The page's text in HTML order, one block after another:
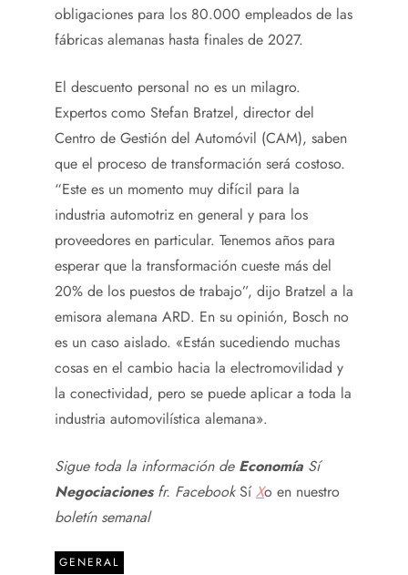
obligaciones para los 80.000 empleados de las
fábricas alemanas hasta finales de 2027.
El descuento personal no es un milagro.
Expertos como Stefan Bratzel, director del
Centro de Gestión del Automóvil (CAM), saben
que el proceso de transformación será costoso.
“Este es un momento muy difícil para la
industria automotriz en general y para los
proveedores en particular. Tenemos años para
esperar que la transformación cueste más del
20% de los puestos de trabajo”, dijo Bratzel a la
emisora ​​​​alemana ARD. En su opinión, Bosch no
es un caso aislado. «Están sucediendo muchas
cosas en el cambio hacia la electromovilidad y
la conectividad, pero se puede aplicar a toda la
industria automovilística alemana».
Sigue toda la información de Economía Sí
Negociacionesfr. FacebookSíXo en nuestro
boletín semanal
GENERAL